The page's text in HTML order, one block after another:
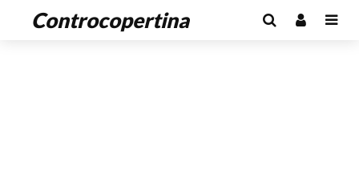
Controcopertina